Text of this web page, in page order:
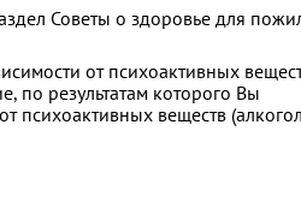
Советы о здоровье для
от психоактивных
по результатам которого Вы
психоактивных веществ